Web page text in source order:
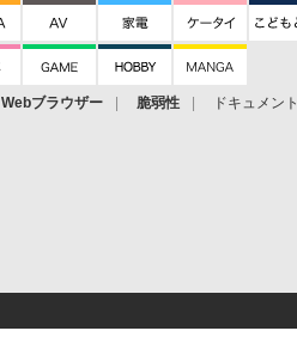
Webブラウザー 脆弱性 ドキュメント